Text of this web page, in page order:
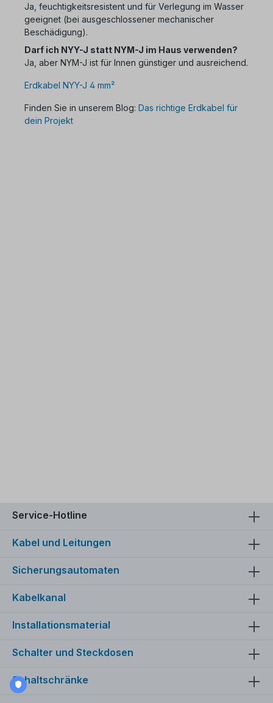
Ja, feuchtigkeitsresistent und für Verlegung im Wasser
geeignet (bei ausgeschlossener mechanischer
Beschädigung).
Darf ich NYY-J statt NYM-J im Haus verwenden?
Ja, aber NYM-J ist für Innen günstiger und ausreichend.
Erdkabel NYY-J 4 mm²
Finden Sie in unserem Blog: Das richtige Erdkabel für
dein Projekt
Service-Hotline
Kabel und Leitungen
Sicherungsautomaten
Kabelkanal
Installationsmaterial
Schalter und Steckdosen
Schaltschränke